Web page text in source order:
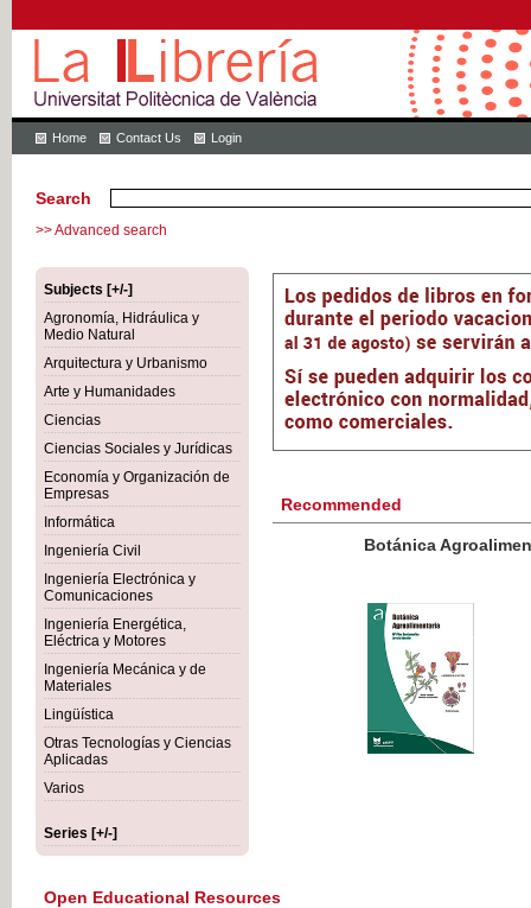
Home Contact Us Login
Search
>> Advanced search
Subjects [+/-]
Agronomía, Hidráulica y
Medio Natural
Arquitectura y Urbanismo
Arte y Humanidades
Ciencias
Ciencias Sociales y Jurídicas
Economía y Organización de
Empresas
Informática
Ingeniería Civil
Ingeniería Electrónica y
Comunicaciones
Ingeniería Energética,
Eléctrica y Motores
Ingeniería Mecánica y de
Materiales
Lingüística
Otras Tecnologías y Ciencias
Aplicadas
Varios
Series [+/-]
Recommended
Botánica Agroalimentaria
Open Educational Resources